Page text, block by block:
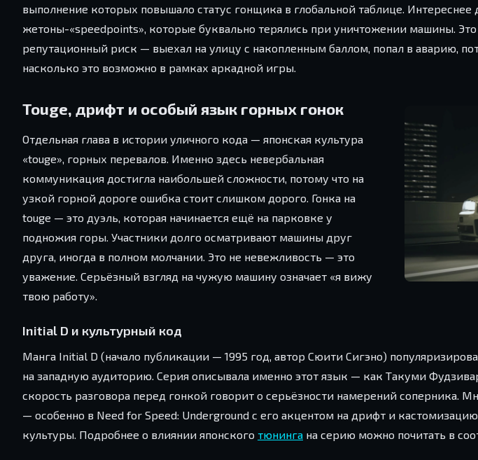
выполнение которых повышало статус гонщика в глобальной таблице. Интереснее
жетоны-«speedpoints», которые буквально терялись при уничтожении машины.
репутационный риск — выехал на улицу с накопленным баллом, попал в аварию,
насколько это возможно в рамках аркадной игры.
Touge, дрифт и особый язык горных гонок
Отдельная глава в истории уличного кода — японская культура
«touge», горных перевалов. Именно здесь невербальная
коммуникация достигла наибольшей сложности, потому что на
узкой горной дороге ошибка стоит слишком дорого. Гонка на
touge — это дуэль, которая начинается ещё на парковке у
подножия горы. Участники долго осматривают машины друг
друга, иногда в полном молчании. Это не невежливость — это
уважение. Серьёзный взгляд на чужую машину означает «я вижу
твою работу».
Initial D и культурный код
Манга Initial D (начало публикации — 1995 год, автор Сюити Сигэно)
на западную аудиторию. Серия описывала именно этот язык — как Такуми
скорость разговора перед гонкой говорит о серьёзности намерений соперника.
— особенно в Need for Speed: Underground с его акцентом на дрифт и
культуры. Подробнее о влиянии японского тюнинга на серию можно почитать в